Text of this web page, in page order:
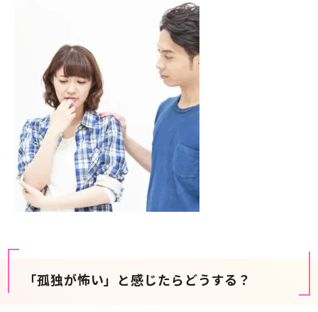
「孤独が怖い」と感じたらどうする？